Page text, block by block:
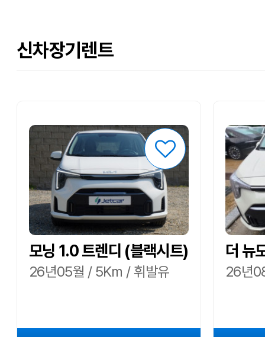
신차장기렌트
모닝 1.0 트렌디 (블랙시트)
26년05월 / 5Km / 휘발유
더 뉴
26년